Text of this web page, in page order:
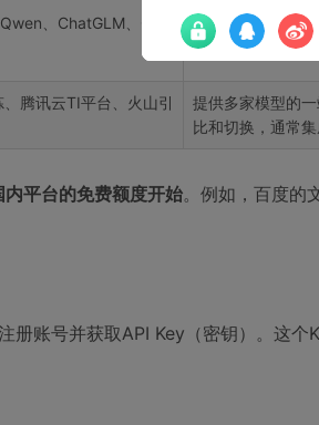
、ChatGLM、Olla
数据隐私性高，可
部署长期使用。
腾讯云TI平台、火山引
提供多家模型的
比和切换，通常集
平台的免费额度开始。例如，百度的
册账号并获取API Key（密钥）。这